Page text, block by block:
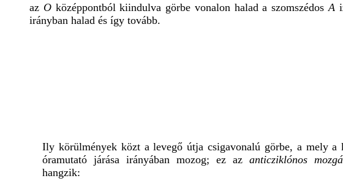
az Oközéppontból kiindulva görbe vonalon halad a szomszédosA
irányban halad és így tovább.
Ily körülmények közt a levegő útja csigavonalú görbe, a mely a
óramutató járása irányában mozog; ez az anticziklónos
hangzik: